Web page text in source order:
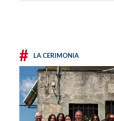
# LA CERIMONIA